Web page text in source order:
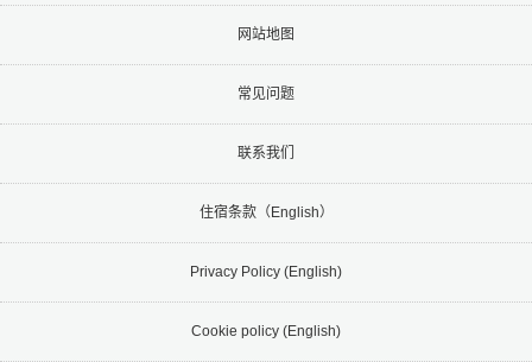
网站地图
常见问题
联系我们
住宿条款（English）
Privacy Policy (English)
Cookie policy (English)